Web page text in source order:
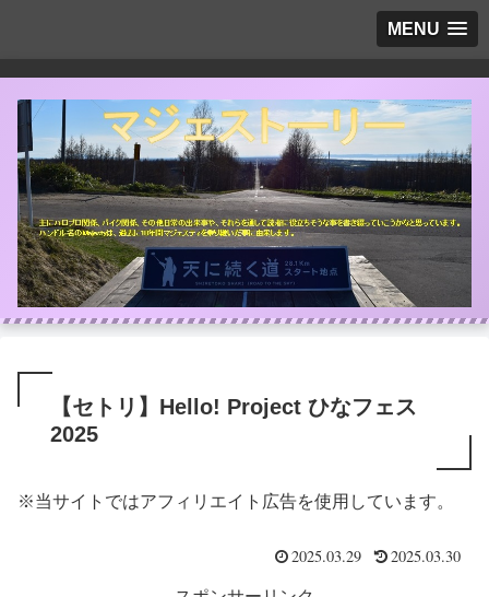
MENU
【セトリ】Hello! Project ひなフェス
2025
※当サイトではアフィリエイト広告を使用しています。
2025.03.29 2025.03.30